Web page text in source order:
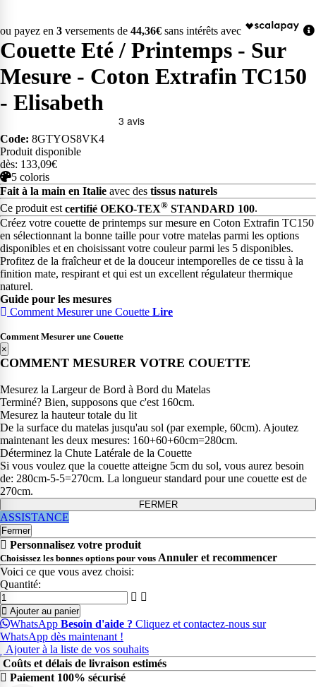
ou payez en 3 versements de 44,36€ sans intérêts avec
Couette Eté / Printemps - Sur
Mesure - Coton Extrafin TC150
- Elisabeth
Code: 8GTYOS8VK4
Produit disponible
dès: 133,09€
5 coloris
Fait à la main en Italie avec des tissus naturels
Ce produit estcertifié OEKO-TEX® STANDARD 100.
Créez votre couette de printemps sur mesure en Coton Extrafin TC150
en sélectionnant la bonne taille pour votre matelas parmi les options
disponibles et en choisissant votre couleur parmi les 5 disponibles.
Profitez de la fraîcheur et de la douceur intemporelles de ce tissu à la
finition mate, respirant et qui est un excellent régulateur thermique
naturel.
Guide pour les mesures
Comment Mesurer une Couette Lire
Comment Mesurer une Couette
×
COMMENT MESURER VOTRE COUETTE
Mesurez la Largeur de Bord à Bord du Matelas
Terminé? Bien, supposons que c'est 160cm.
Mesurez la hauteur totale du lit
De la surface du matelas jusqu'au sol (par exemple, 60cm). Ajoutez
maintenant les deux mesures: 160+60+60cm=280cm.
Déterminez la Chute Latérale de la Couette
Si vous voulez que la couette atteigne 5cm du sol, vous aurez besoin
de: 280cm-5-5=270cm. La longueur standard pour une couette est de
270cm.
FERMER
ASSISTANCE
Fermer
Personnalisez votre produit
Choisissez les bonnes options pour vous Annuler et recommencer
Voici ce que vous avez choisi:
Quantité:
Ajouter au panier
WhatsApp Besoin d'aide ? Cliquez et contactez-nous sur
WhatsApp dès maintenant !
Ajouter à la liste de vos souhaits
Coûts et délais de livraison estimés
Paiement 100% sécurisé